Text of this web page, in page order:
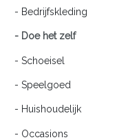
- Bedrijfskleding
- Doe het zelf
- Schoeisel
- Speelgoed
- Huishoudelijk
- Occasions